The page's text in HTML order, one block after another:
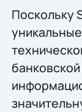
Поскольку